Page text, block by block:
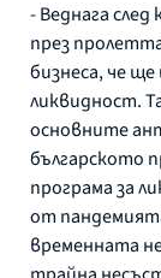
- Веднага
през
бизнеса, че
ликвидност.
основните
българското
програма за
от
временната